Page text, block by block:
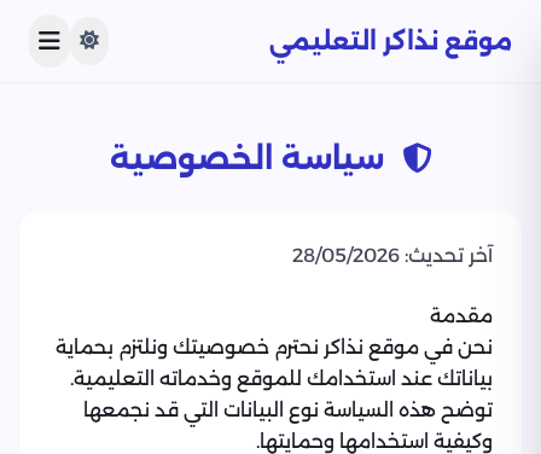
موقع نذاكر التعليمي
سياسة الخصوصية
آخر تحديث: 28/05/2026
مقدمة
نحن في موقع نذاكر نحترم خصوصيتك ونلتزم بحماية
بياناتك عند استخدامك للموقع وخدماته التعليمية.
توضح هذه السياسة نوع البيانات التي قد نجمعها
وكيفية استخدامها وحمايتها.